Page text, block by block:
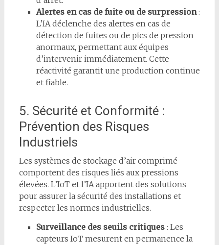
Alertes en cas de fuite ou de surpression:
L’IA déclenche des alertes en cas de
détection de fuites ou de pics de pression
anormaux, permettant aux équipes
d’intervenir immédiatement. Cette
réactivité garantit une production continue
et fiable.
5. Sécurité et Conformité :
Prévention des Risques
Industriels
Les systèmes de stockage d’air comprimé
comportent des risques liés aux pressions
élevées. L’IoT et l’IA apportent des solutions
pour assurer la sécurité des installations et
respecter les normes industrielles.
Surveillance des seuils critiques: Les
capteurs IoT mesurent en permanence la